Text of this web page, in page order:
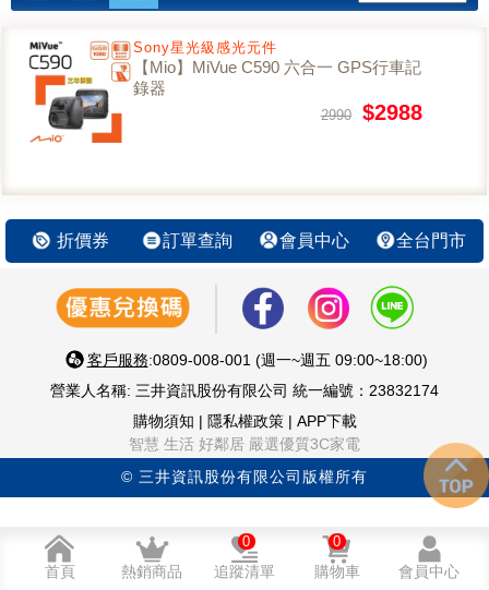
Sony星光級感光元件
【Mio】MiVue C590 六合一 GPS行車記
錄器
2990 $2988
折價券 訂單查詢 會員中心 全台門市
客戶服務:0809-008-001 (週一~週五 09:00~18:00)
營業人名稱: 三井資訊股份有限公司 統一編號：23832174
購物須知 | 隱私權政策| APP下載
智慧 生活 好鄰居 嚴選優質3C家電
© 三井資訊股份有限公司版權所有
首頁 熱銷商品 追蹤清單
0
購物車
0
會員中心